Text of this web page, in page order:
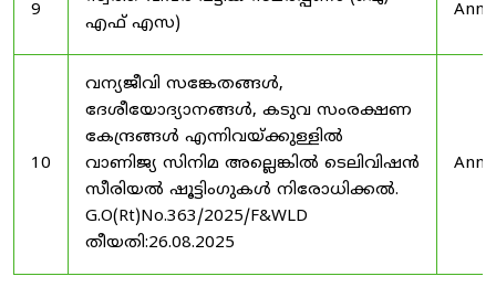
9
എഫ് എസ)
10
വന്യജീവി സങ്കേതങ്ങൾ,
ദേശീയോദ്യാനങ്ങൾ, കടുവ സംരക്ഷണ
കേന്ദ്രങ്ങൾ എന്നിവയ്ക്കുള്ളിൽ
വാണിജ്യ സിനിമ അല്ലെങ്കിൽ ടെലിവിഷൻ
സീരിയൽ ഷൂട്ടിംഗുകൾ നിരോധിക്കൽ.
G.O(Rt)No.363/2025/F&WLD
തീയതി:26.08.2025